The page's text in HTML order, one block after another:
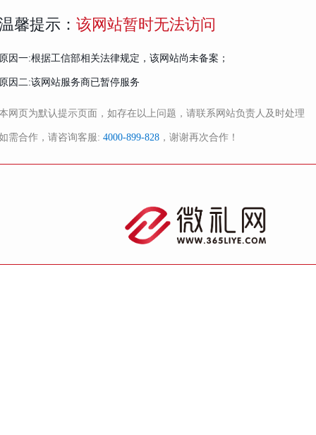
馨提示： 该网站暂时无法访问
因一:根据工信部相关法律规定，该网站尚未备案；
因二:该网站服务商已暂停服务
网页为默认提示页面，如存在以上问题，请联系网站负责人及时处理
需合作，请咨询客服: 4000-899-828 ，谢谢再次合作！